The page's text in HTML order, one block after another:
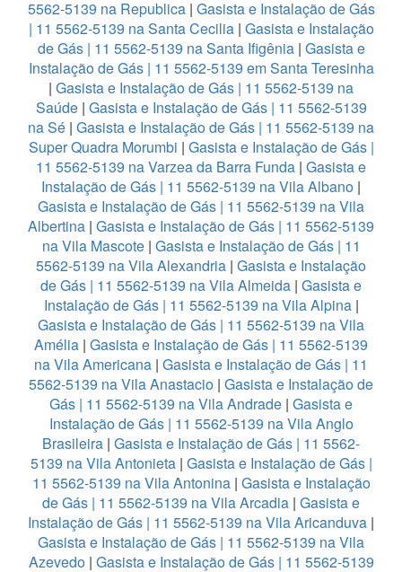
5562-5139 na Republica| Gasista e Instalação de Gás
| 11 5562-5139 na Santa Cecilia| Gasista e Instalação
de Gás | 11 5562-5139 na Santa Ifigênia | Gasista e
Instalação de Gás | 11 5562-5139 em Santa Teresinha
| Gasista e Instalação de Gás | 11 5562-5139 na
Saúde| Gasista e Instalação de Gás | 11 5562-5139
na Sé | Gasista e Instalação de Gás | 11 5562-5139 na
Super Quadra Morumbi | Gasista e Instalação de Gás |
11 5562-5139 na Varzea da Barra Funda | Gasista e
Instalação de Gás | 11 5562-5139 na Vila Albano |
Gasista e Instalação de Gás | 11 5562-5139 na Vila
Albertina | Gasista e Instalação de Gás | 11 5562-5139
na Vila Mascote| Gasista e Instalação de Gás | 11
5562-5139 na Vila Alexandria | Gasista e Instalação
de Gás | 11 5562-5139 na Vila Almeida | Gasista e
Instalação de Gás | 11 5562-5139 na Vila Alpina |
Gasista e Instalação de Gás | 11 5562-5139 na Vila
Amélia | Gasista e Instalação de Gás | 11 5562-5139
na Vila Americana | Gasista e Instalação de Gás | 11
5562-5139 na Vila Anastacio | Gasista e Instalação de
Gás | 11 5562-5139 na Vila Andrade | Gasista e
Instalação de Gás | 11 5562-5139 na Vila Anglo
Brasileira | Gasista e Instalação de Gás | 11 5562-
5139 na Vila Antonieta| Gasista e Instalação de Gás |
11 5562-5139 na Vila Antonina| Gasista e Instalação
de Gás | 11 5562-5139 na Vila Arcadia | Gasista e
Instalação de Gás | 11 5562-5139 na Vila Aricanduva |
Gasista e Instalação de Gás | 11 5562-5139 na Vila
Azevedo| Gasista e Instalação de Gás | 11 5562-5139